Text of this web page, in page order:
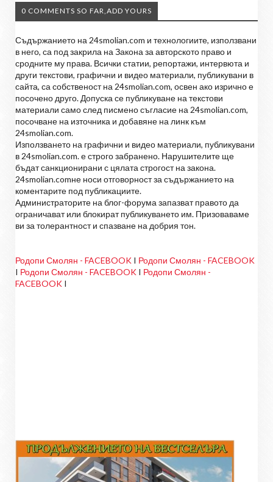
0 COMMENTS SO FAR,ADD YOURS
Съдържанието на 24smolian.com и технологиите, използвани
в него, са под закрила на Закона за авторското право и
сродните му права. Всички статии, репортажи, интервюта и
други текстови, графични и видео материали, публикувани в
сайта, са собственост на 24smolian.com, освен ако изрично е
посочено друго. Допуска се публикуване на текстови
материали само след писмено съгласие на 24smolian.com,
посочване на източника и добавяне на линк към
24smolian.com.
Използването на графични и видео материали, публикувани
в 24smolian.com. е строго забранено. Нарушителите ще
бъдат санкционирани с цялата строгост на закона.
24smolian.comне носи отговорност за съдържанието на
коментарите под публикациите.
Администраторите на блог-форума запазват правото да
ограничават или блокират публикуването им. Призоваваме
ви за толерантност и спазване на добрия тон.
Родопи Смолян - FACEBOOK I Родопи Смолян - FACEBOOK
I Родопи Смолян - FACEBOOK I Родопи Смолян -
FACEBOOK I